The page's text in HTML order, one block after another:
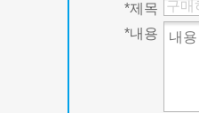
*제목
*내용